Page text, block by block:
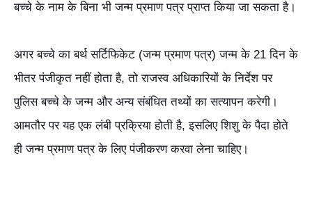
बच्चे के नाम के बिना भी जन्म प्रमाण पत्र प्राप्त किया जा सकता है।
अगर बच्चे का बर्थ सर्टिफिकेट (जन्म प्रमाण पत्र) जन्म के 21 दिन के
भीतर पंजीकृत नहीं होता है, तो राजस्व अधिकारियों के निर्देश पर
पुलिस बच्चे के जन्म और अन्य संबंधित तथ्यों का सत्यापन करेगी।
आमतौर पर यह एक लंबी प्रक्रिया होती है, इसलिए शिशु के पैदा होते
ही जन्म प्रमाण पत्र के लिए पंजीकरण करवा लेना चाहिए।